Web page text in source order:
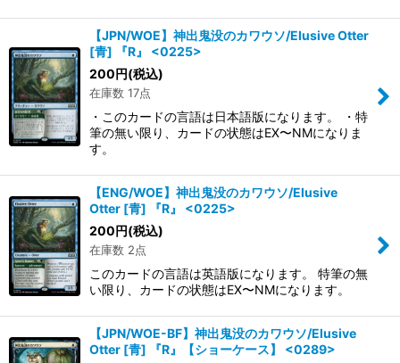
【JPN/WOE】神出鬼没のカワウソ/Elusive Otter
[青] 『R』 <0225>
200円(税込)
在庫数 17点
・このカードの言語は日本語版になります。 ・特
筆の無い限り、カードの状態はEX〜NMになりま
す。
【ENG/WOE】神出鬼没のカワウソ/Elusive
Otter [青] 『R』 <0225>
200円(税込)
在庫数 2点
このカードの言語は英語版になります。 特筆の無
い限り、カードの状態はEX〜NMになります。
【JPN/WOE-BF】神出鬼没のカワウソ/Elusive
Otter [青] 『R』【ショーケース】 <0289>